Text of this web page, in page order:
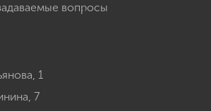
вопросы
1
7